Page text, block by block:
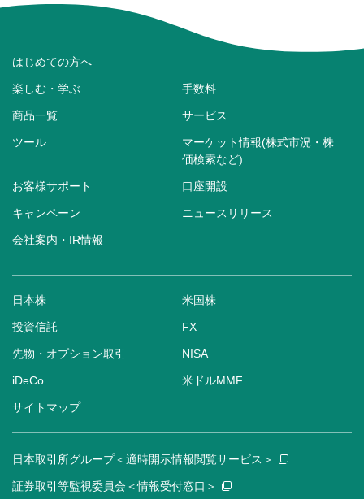
はじめての方へ
楽しむ・学ぶ 手数料
商品一覧 サービス
ツール
マーケット情報(株式市況・株
価検索など)
お客様サポート 口座開設
キャンペーン ニュースリリース
会社案内・IR情報
日本株 米国株
投資信託 FX
先物・オプション取引 NISA
iDeCo 米ドルMMF
サイトマップ
日本取引所グループ＜適時開示情報閲覧サービス＞
証券取引等監視委員会＜情報受付窓口＞